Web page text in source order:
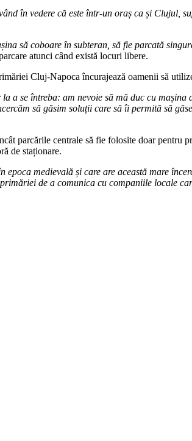
în vedere că este într-un oraș ca și Clujul,
să coboare în subteran, să fie parcată
atunci când există locuri libere.
Cluj-Napoca încurajează oamenii să
a se întreba: am nevoie să mă duc cu
să găsim soluții care să îi permită să
parcările centrale să fie folosite doar pentru
de staționare.
medievală și care are această mare
de a comunica cu companiile locale